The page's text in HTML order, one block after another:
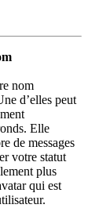
nom
d’elles peut
Elle
de messages
votre statut
plus
qui est